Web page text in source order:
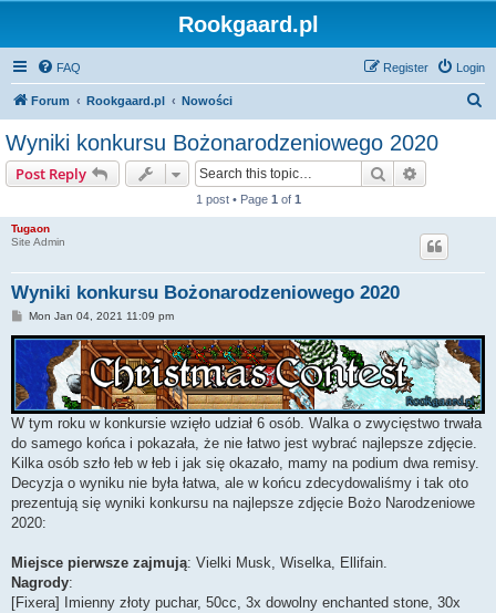
Rookgaard.pl
FAQ Login
Register
Forum Rookgaard.pl Nowości
Wyniki konkursu Bożonarodzeniowego 2020
Post Reply Search
1 post • Page 1 of 1
Tugaon
Site Admin
Wyniki konkursu Bożonarodzeniowego 2020
P
s
Mon Jan 04, 2021 11:09 pm
W tym roku w konkursie wzięło udział 6 osób. Walka o zwycięstwo trwała
do samego końca i pokazała, że nie łatwo jest wybrać najlepsze zdjęcie.
Kilka osób szło łeb w łeb i jak się okazało, mamy na podium dwa remisy.
Decyzja o wyniku nie była łatwa, ale w końcu zdecydowaliśmy i tak oto
prezentują się wyniki konkursu na najlepsze zdjęcie Bożo Narodzeniowe
2020:
Miejsce pierwsze zajmują: Vielki Musk, Wiselka, Ellifain.
Nagrody:
[Fixera] Imienny złoty puchar, 50cc, 3x dowolny enchanted stone, 30x